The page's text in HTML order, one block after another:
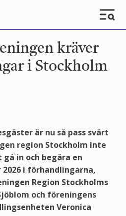
kräver
i Stockholm
är nu så pass svårt
region Stockholm inte
in och begära en
i förhandlingarna,
Region Stockholms
och föreningens
Veronica